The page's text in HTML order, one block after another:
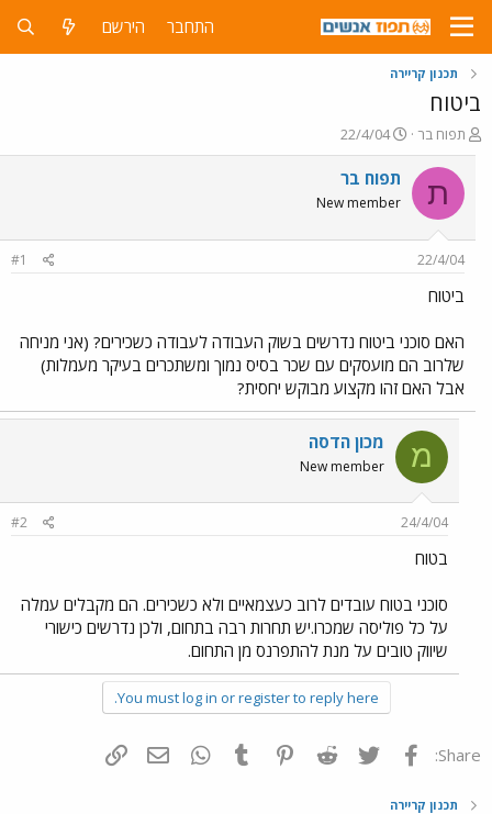
התחבר הירשם
תכנון קריירה
ביטוח
פ
ו
ת
ח
ה
ש
א
תפוח בר
פ
ו
ר
ם
22/4/04
ת תפוח בר
New member
22/4/04
#1
ביטוח
האם סוכני ביטוח נדרשים בשוק העבודה לעבודה כשכירים? (אני מניחה
שלרוב הם מועסקים עם שכר בסיס נמוך ומשתכרים בעיקר מעמלות)
אבל האם זהו מקצוע מבוקש יחסית?
מ מכון הדסה
New member
24/4/04
#2
בטוח
סוכני בטוח עובדים לרוב כעצמאיים ולא כשכירים. הם מקבלים עמלה
על כל פוליסה שמכרו.יש תחרות רבה בתחום, ולכן נדרשים כישורי
שיווק טובים על מנת להתפרנס מן התחום.
You must log in or register to reply here.
Share: פייסבוק Twitter
Reddit
Pinterest
Tumblr
WhatsAppדואר אלקטרוני
תכנון קריירה